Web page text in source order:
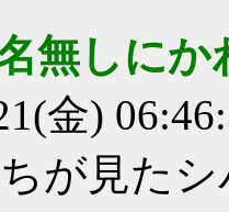
無しに
金)
が見た